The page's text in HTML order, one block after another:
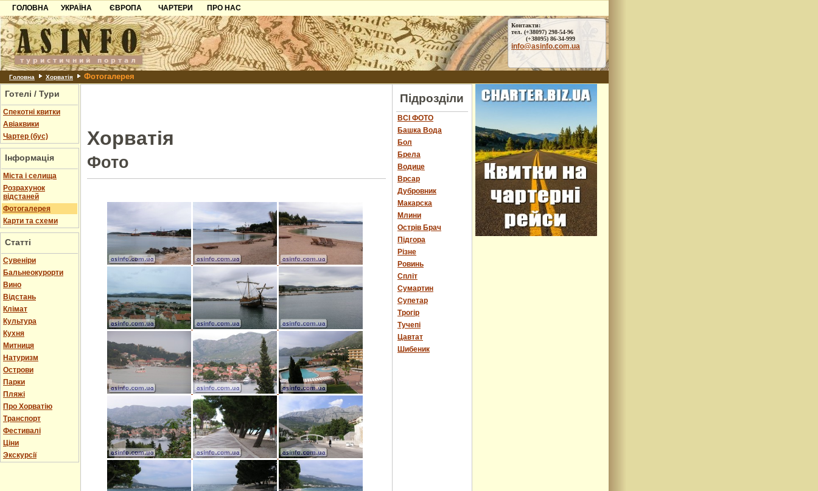
ГОЛОВНА
УКРАЇНА
Карпати
Азов
Причорноморря
Шацьк
ЄВРОПА
Чорногорія
Хорватія
Болгарія
Албанія
ЧАРТЕРИ
ПРО НАС
Контакти
Партнерам
Додати готель
Контакти:
тел. (+38097) 298-54-96
(+38095) 86-34-999
info@asinfo.com.ua
Головна Хорватія Фотогалерея
Готелі / Тури
Спекотні квитки
Авіаквики
Чартер (бус)
Інформація
Міста і селища
Розрахунок
відстаней
Фотогалерея
Карти та схеми
Статті
Cувеніри
Бальнеокурорти
Вино
Відстань
Клімат
Культура
Кухня
Митниця
Натуризм
Острови
Парки
Пляжі
Про Хорватію
Транспорт
Фестивалі
Ціни
Экскурсії
Хорватія
Фото
Підрозділи
ВСІ ФОТО
Башка Вода
Бол
Брела
Водице
Врсар
Дубровник
Макарска
Млини
Острів Брач
Підгора
Різне
Ровинь
Спліт
Сумартин
Супетар
Трогір
Тучепі
Цавтат
Шибеник